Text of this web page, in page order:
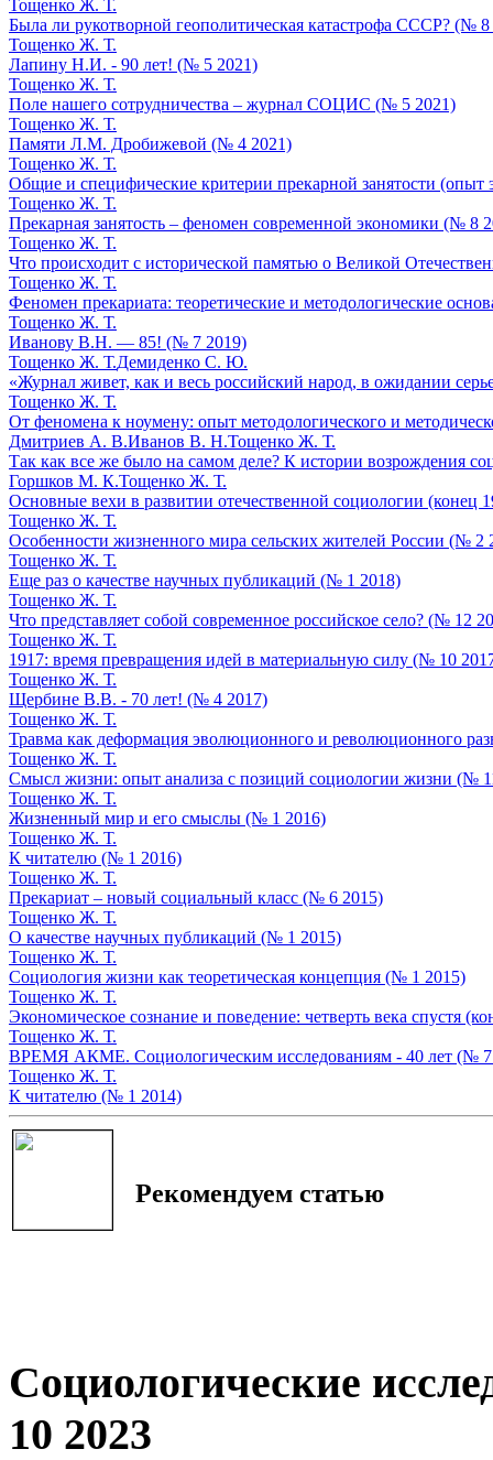
Тощенко Ж. Т.
Была ли рукотворной геополитическая катастрофа СССР? (№ 8
Тощенко Ж. Т.
Лапину Н.И. - 90 лет! (№ 5 2021)
Тощенко Ж. Т.
Поле нашего сотрудничества – журнал СОЦИС (№ 5 2021)
Тощенко Ж. Т.
Памяти Л.М. Дробижевой (№ 4 2021)
Тощенко Ж. Т.
Общие и специфические критерии прекарной занятости (опыт
Тощенко Ж. Т.
Прекарная занятость – феномен современной экономики (№ 8
Тощенко Ж. Т.
Что происходит с исторической памятью о Великой
Тощенко Ж. Т.
Феномен прекариата: теоретические и методологические
Тощенко Ж. Т.
Иванову В.Н. — 85! (№ 7 2019)
Тощенко Ж. Т.Демиденко С. Ю.
«Журнал живет, как и весь российский народ, в ожидании
Тощенко Ж. Т.
От феномена к ноумену: опыт методологического и
Дмитриев А. В.Иванов В. Н.Тощенко Ж. Т.
Так как все же было на самом деле? К истории возрождения
Горшков М. К.Тощенко Ж. Т.
Основные вехи в развитии отечественной социологии (конец
Тощенко Ж. Т.
Особенности жизненного мира сельских жителей России (№ 2
Тощенко Ж. Т.
Еще раз о качестве научных публикаций (№ 1 2018)
Тощенко Ж. Т.
Что представляет собой современное российское село? (№ 12
Тощенко Ж. Т.
1917: время превращения идей в материальную силу (№ 10
Тощенко Ж. Т.
Щербине В.В. - 70 лет! (№ 4 2017)
Тощенко Ж. Т.
Травма как деформация эволюционного и революционного
Тощенко Ж. Т.
Смысл жизни: опыт анализа с позиций социологии жизни (№
Тощенко Ж. Т.
Жизненный мир и его смыслы (№ 1 2016)
Тощенко Ж. Т.
К читателю (№ 1 2016)
Тощенко Ж. Т.
Прекариат – новый социальный класс (№ 6 2015)
Тощенко Ж. Т.
О качестве научных публикаций (№ 1 2015)
Тощенко Ж. Т.
Социология жизни как теоретическая концепция (№ 1 2015)
Тощенко Ж. Т.
Экономическое сознание и поведение: четверть века спустя
Тощенко Ж. Т.
ВРЕМЯ АКМЕ. Социологическим исследованиям - 40 лет (№ 7
Тощенко Ж. Т.
К читателю (№ 1 2014)
Рекомендуем статью
Социологические
10 2023